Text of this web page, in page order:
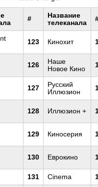
#
Название
телеканала
123 Кинохит
126
Наше
Новое Кино
127
Русский
Иллюзион
128 Иллюзион +
129 Киносерия
130 Еврокино
131 Cinema